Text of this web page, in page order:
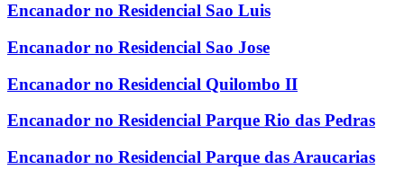
Encanador no Residencial Sao Luis
Encanador no Residencial Sao Jose
Encanador no Residencial Quilombo II
Encanador no Residencial Parque Rio das Pedras
Encanador no Residencial Parque das Araucarias